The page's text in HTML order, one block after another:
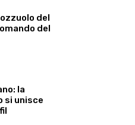
del
del
la
si unisce